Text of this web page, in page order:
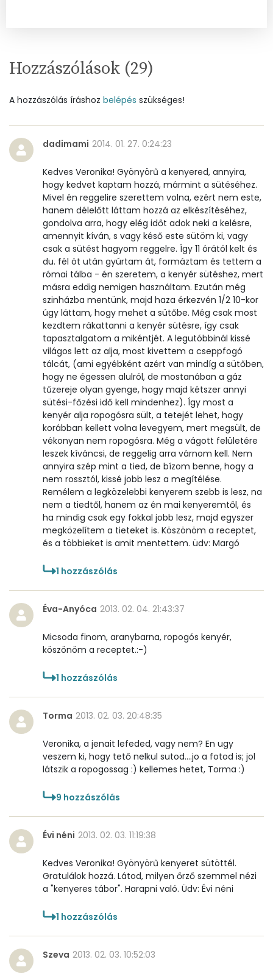
β-karotin
β-crypt
Lut-zea
Összesen 495 kcal
Hozzászólások (29)
A hozzászólás íráshoz belépés szükséges!
dadimami 2014. 01. 27. 0:24:23
Kedves Veronika! Gyönyörű a kenyered, annyira,
hogy kedvet kaptam hozzá, mármint a sütéséhez.
Mivel én reggelire szerettem volna, ezért nem este,
hanem délelőtt láttam hozzá az elkészítéséhez,
gondolva arra, hogy elég időt adok neki a kelésre,
amennyit kíván, s vagy késő este sütöm ki, vagy
csak a sütést hagyom reggelre. Így 11 órától kelt és
du. fél öt után gyúrtam át, formáztam és tettem a
római tálba - én szeretem, a kenyér sütéshez, mert
másra eddig nemigen használtam. Ezután még
szinházba mentünk, majd haza érkezvén 1/2 10-kor
úgy láttam, hogy mehet a sütőbe. Még csak most
kezdtem rákattanni a kenyér sütésre, így csak
tapasztalgatom a mikéntjét. A legutóbbinál kissé
világos lett az alja, most kivettem a cseppfogó
tálcát, (ami egyébként azért van mindíg a sütőben,
hogy ne égessen alulról, de mostanában a gáz
tűzereje olyan gyenge, hogy majd kétszer annyi
sütési-főzési idő kell mindenhez). Így most a
kenyér alja ropogósra sült, a tetejét lehet, hogy
korábban kellett volna levegyem, mert megsült, de
vékonyan nem ropogósra. Még a vágott felületére
leszek kíváncsi, de reggelig arra várnom kell. Nem
annyira szép mint a tied, de bízom benne, hogy a
nem rossztól, kissé jobb lesz a megítélése.
Remélem a legközelebbi kenyerem szebb is lesz, na
nem a tiedtől, hanem az én mai kenyeremtől, és
ha mindig csak egy fokkal jobb lesz, majd egyszer
megközelítem a tieteket is. Köszönöm a receptet,
és a többieket is amit mentettem. üdv: Margó
1 hozzászólás
Éva-Anyóca 2013. 02. 04. 21:43:37
Micsoda finom, aranybarna, ropogós kenyér,
köszönöm a receptet.:-)
1 hozzászólás
Torma 2013. 02. 03. 20:48:35
Veronika, a jenait lefeded, vagy nem? En ugy
veszem ki, hogy tető nelkul sutod....jo a fotod is; jol
látszik a ropogossag :) kellemes hetet, Torma :)
9 hozzászólás
Évi néni 2013. 02. 03. 11:19:38
Kedves Veronika! Gyönyörű kenyeret sütöttél.
Gratulálok hozzá. Látod, milyen őrző szemmel nézi
a "kenyeres tábor". Harapni való. Üdv: Évi néni
1 hozzászólás
Szeva 2013. 02. 03. 10:52:03